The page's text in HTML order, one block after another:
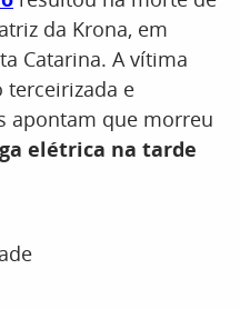
da Krona, em
Catarina. A vítima
terceirizada e
apontam que morreu
elétrica na tarde